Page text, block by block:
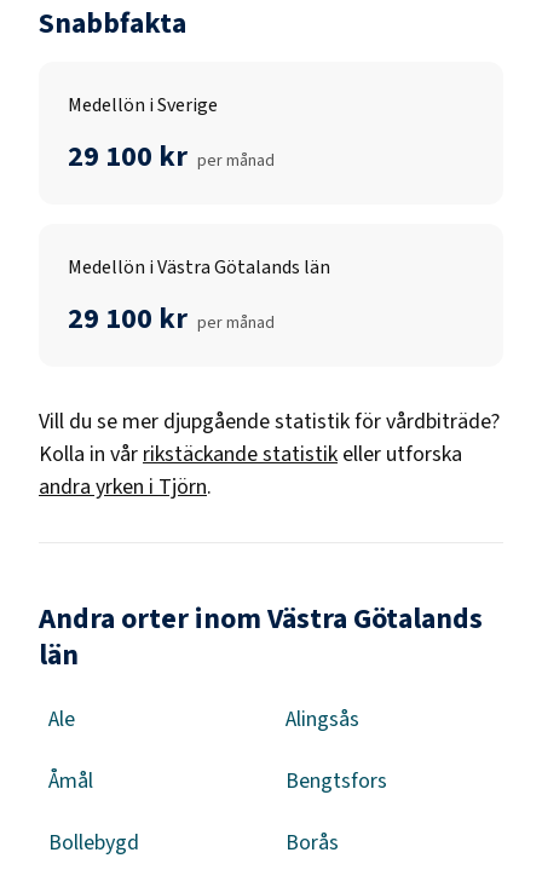
Snabbfakta
Medellön i Sverige
29 100 kr per månad
Medellön i Västra Götalands län
29 100 kr per månad
Vill du se mer djupgående statistik förvårdbiträde?
Kolla in vår rikstäckande statistik eller utforska
andra yrken i Tjörn.
Andra orter inom Västra Götalands
län
Ale Alingsås
Åmål Bengtsfors
Bollebygd Borås